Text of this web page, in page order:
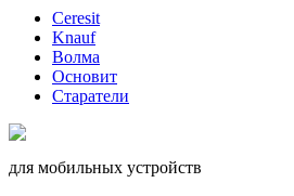
Ceresit
Knauf
Волма
Основит
Старатели
для мобильных устройств